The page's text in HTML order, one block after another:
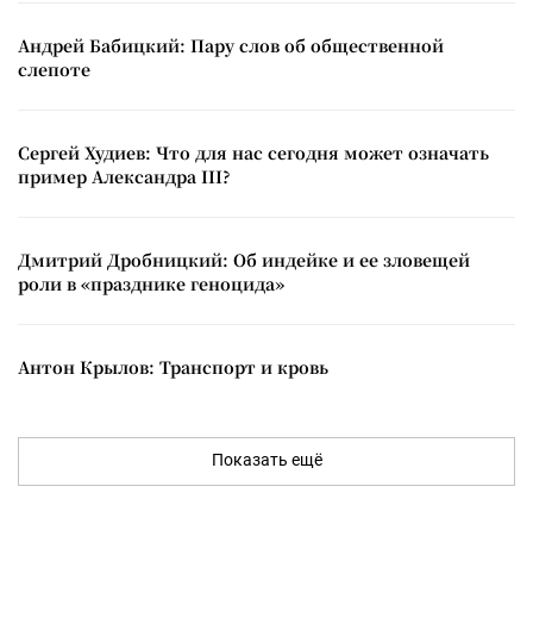
Андрей Бабицкий: Пару слов об общественной
слепоте
Сергей Худиев: Что для нас сегодня может означать
пример Александра III?
Дмитрий Дробницкий: Об индейке и ее зловещей
роли в «празднике геноцида»
Антон Крылов: Транспорт и кровь
Показать ещё